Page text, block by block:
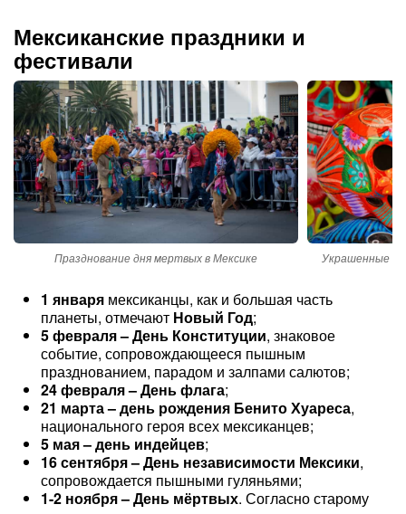
Мексиканские праздники и
фестивали
Празднование дня мертвых в Мексике Украшенные
1 января мексиканцы, как и большая часть
планеты, отмечают Новый Год;
5 февраля – День Конституции, знаковое
событие, сопровождающееся пышным
празднованием, парадом и залпами салютов;
24 февраля – День флага;
21 марта – день рождения Бенито Хуареса,
национального героя всех мексиканцев;
5 мая – день индейцев;
16 сентября – День независимости Мексики,
сопровождается пышными гуляньями;
1-2 ноября – День мёртвых. Согласно старому